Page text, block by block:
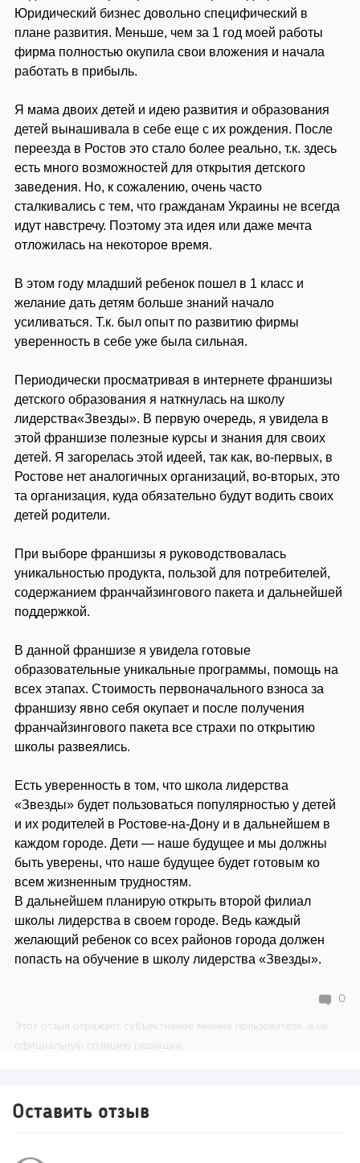
Юридический бизнес довольно специфический в
плане развития. Меньше, чем за 1 год моей работы
фирма полностью окупила свои вложения и начала
работать в прибыль.
Я мама двоих детей и идею развития и образования
детей вынашивала в себе еще с их рождения. После
переезда в Ростов это стало более реально, т.к. здесь
есть много возможностей для открытия детского
заведения. Но, к сожалению, очень часто
сталкивались с тем, что гражданам Украины не всегда
идут навстречу. Поэтому эта идея или даже мечта
отложилась на некоторое время.
В этом году младший ребенок пошел в 1 класс и
желание дать детям больше знаний начало
усиливаться. Т.к. был опыт по развитию фирмы
уверенность в себе уже была сильная.
Периодически просматривая в интернете франшизы
детского образования я наткнулась на школу
лидерства«Звезды». В первую очередь, я увидела в
этой франшизе полезные курсы и знания для своих
детей. Я загорелась этой идеей, так как, во-первых, в
Ростове нет аналогичных организаций, во-вторых, это
та организация, куда обязательно будут водить своих
детей родители.
При выборе франшизы я руководствовалась
уникальностью продукта, пользой для потребителей,
содержанием франчайзингового пакета и дальнейшей
поддержкой.
В данной франшизе я увидела готовые
образовательные уникальные программы, помощь на
всех этапах. Стоимость первоначального взноса за
франшизу явно себя окупает и после получения
франчайзингового пакета все страхи по открытию
школы развеялись.
Есть уверенность в том, что школа лидерства
«Звезды» будет пользоваться популярностью у детей
и их родителей в Ростове-на-Дону и в дальнейшем в
каждом городе. Дети — наше будущее и мы должны
быть уверены, что наше будущее будет готовым ко
всем жизненным трудностям.
В дальнейшем планирую открыть второй филиал
школы лидерства в своем городе. Ведь каждый
желающий ребенок со всех районов города должен
попасть на обучение в школу лидерства «Звезды».
0
Этот отзыв отражает субъективное мнение пользователя, а не
официальную позицию редакции.
Оставить отзыв